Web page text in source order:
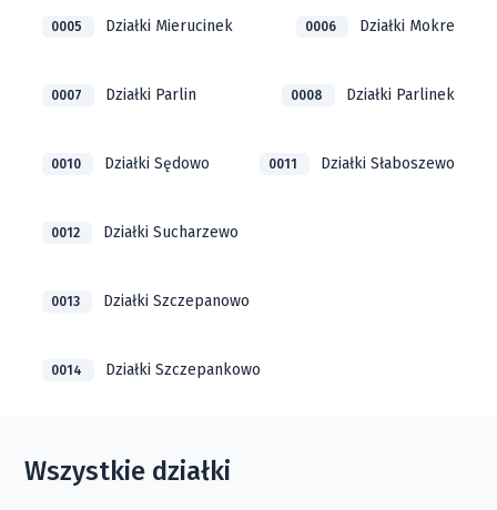
0005 Działki Mierucinek 0006 Działki Mokre
0007 Działki Parlin 0008 Działki Parlinek
0010 Działki Sędowo 0011 Działki Słaboszewo
0012 Działki Sucharzewo
0013 Działki Szczepanowo
0014 Działki Szczepankowo
Wszystkie działki